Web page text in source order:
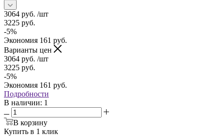
3064 руб. /шт
3225 руб.
-5%
Экономия 161 руб.
Варианты цен
3064 руб. /шт
3225 руб.
-5%
Экономия 161 руб.
Подробности
В наличии: 1
В корзину
Купить в 1 клик